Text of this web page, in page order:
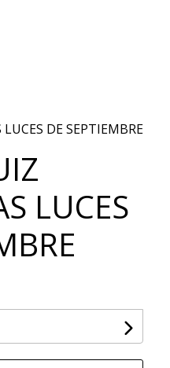
DE SEPTIEMBRE
LUCES